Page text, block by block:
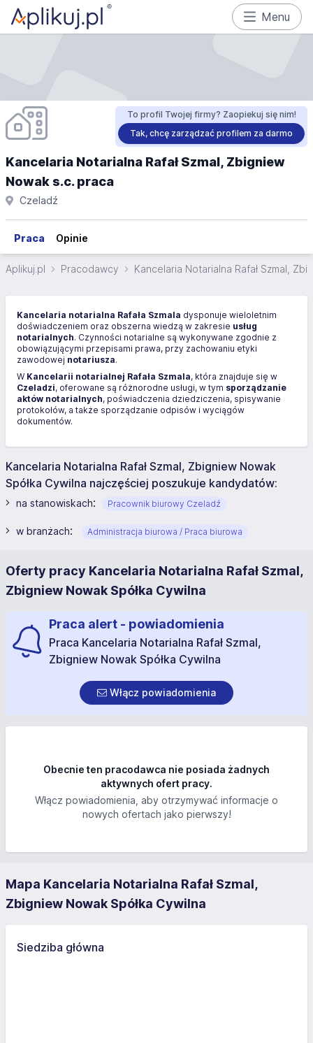
Menu
To profil Twojej firmy? Zaopiekuj się nim!
Tak, chcę zarządzać profilem za darmo
Kancelaria Notarialna Rafał Szmal, Zbigniew
Nowak s.c. praca
Czeladź
Praca Opinie
Aplikuj.pl Pracodawcy Kancelaria Notarialna Rafał Szmal,
Kancelaria notarialna Rafała Szmala dysponuje wieloletnim
doświadczeniem oraz obszerna wiedzą w zakresie usług
notarialnych. Czynności notarialne są wykonywane zgodnie z
obowiązującymi przepisami prawa, przy zachowaniu etyki
zawodowej notariusza.
W Kancelarii notarialnej Rafała Szmala, która znajduje się w
Czeladzi, oferowane są różnorodne usługi, w tym sporządzanie
aktów notarialnych, poświadczenia dziedziczenia, spisywanie
protokołów, a także sporządzanie odpisów i wyciągów
dokumentów.
Kancelaria Notarialna Rafał Szmal, Zbigniew Nowak
Spółka Cywilna najczęściej poszukuje kandydatów:
na stanowiskach: Pracownik biurowy Czeladź
w branżach: Administracja biurowa / Praca biurowa
Oferty pracy Kancelaria Notarialna Rafał Szmal,
Zbigniew Nowak Spółka Cywilna
Praca alert - powiadomienia
Praca Kancelaria Notarialna Rafał Szmal,
Zbigniew Nowak Spółka Cywilna
Włącz powiadomienia
Obecnie ten pracodawca nie posiada żadnych
aktywnych ofert pracy.
Włącz powiadomienia, aby otrzymywać informacje o
nowych ofertach jako pierwszy!
Mapa Kancelaria Notarialna Rafał Szmal,
Zbigniew Nowak Spółka Cywilna
Siedziba główna